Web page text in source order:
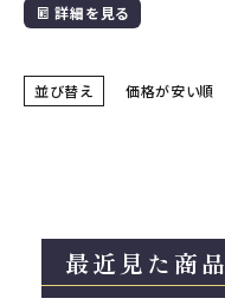
詳細を見る
並び替え 価格が安い順
最近見た商品